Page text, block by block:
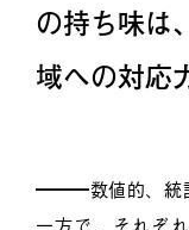
の持ち味は
域への対応
━━━数値的、統
一方で、それぞ